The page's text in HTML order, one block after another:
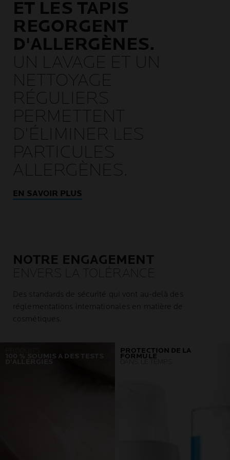
ET LES TAPIS
REGORGENT
D'ALLERGÈNES.
UN LAVAGE ET UN
NETTOYAGE
RÉGULIERS
PERMETTENT
D'ÉLIMINER LES
PARTICULES
ALLERGÈNES.
EN SAVOIR PLUS
NOTRE ENGAGEMENT
ENVERS LA TOLÉRANCE
Des standards de sécurité qui vont au-delà des
réglementations internationales en matière de
cosmétiques.
100 % SOUMIS A DES TESTS
PROTECTION DE LA
FORMULE